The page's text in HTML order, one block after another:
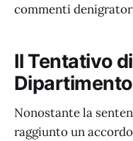
commenti
Il Tentativo
Nonostante la
raggiunto un